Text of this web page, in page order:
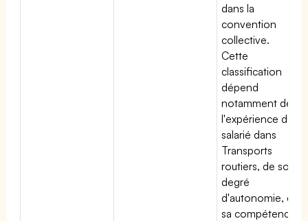
dans la
convention
collective.
Cette
classification
dépend
notamment de
l'expérience du
salarié dans
Transports
routiers, de son
degré
d'autonomie, de
sa compétence